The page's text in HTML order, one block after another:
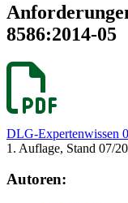
8586:2014-05
DLG-Expertenwissen
1. Auflage, Stand 07/
Autoren: